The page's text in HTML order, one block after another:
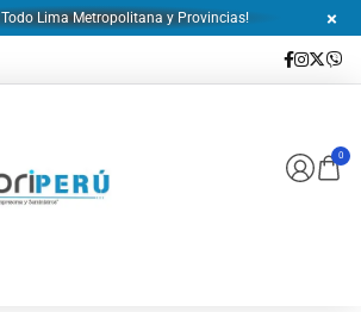
Todo Lima Metropolitana y Provincias!
0